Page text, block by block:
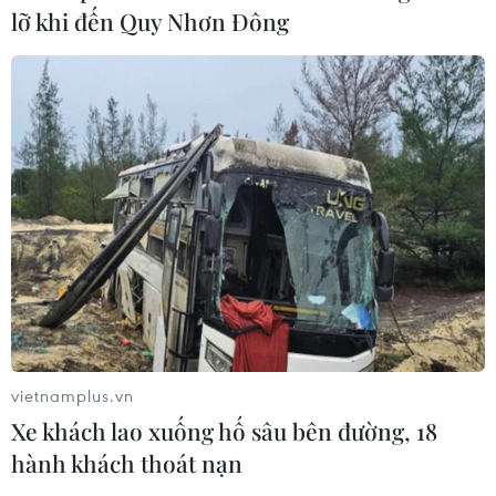
Mỹ cấm xuất khẩu vật liệu pin tái chế
và phế liệu vonfram trong một năm
05/08/2026 06:53
Brazil hạ cấp quan hệ với Argentina,
căng thẳng ngoại giao với Mỹ
05/08/2026 03:55
Mỹ dự chi thêm 1,4 tỷ USD cho hoạt
động của Vệ binh Quốc gia
05/08/2026 03:26
lỡ khi đến Quy Nhơn Đông
vietnamplus.vn
Xe khách lao xuống hố sâu bên đường, 18
hành khách thoát nạn